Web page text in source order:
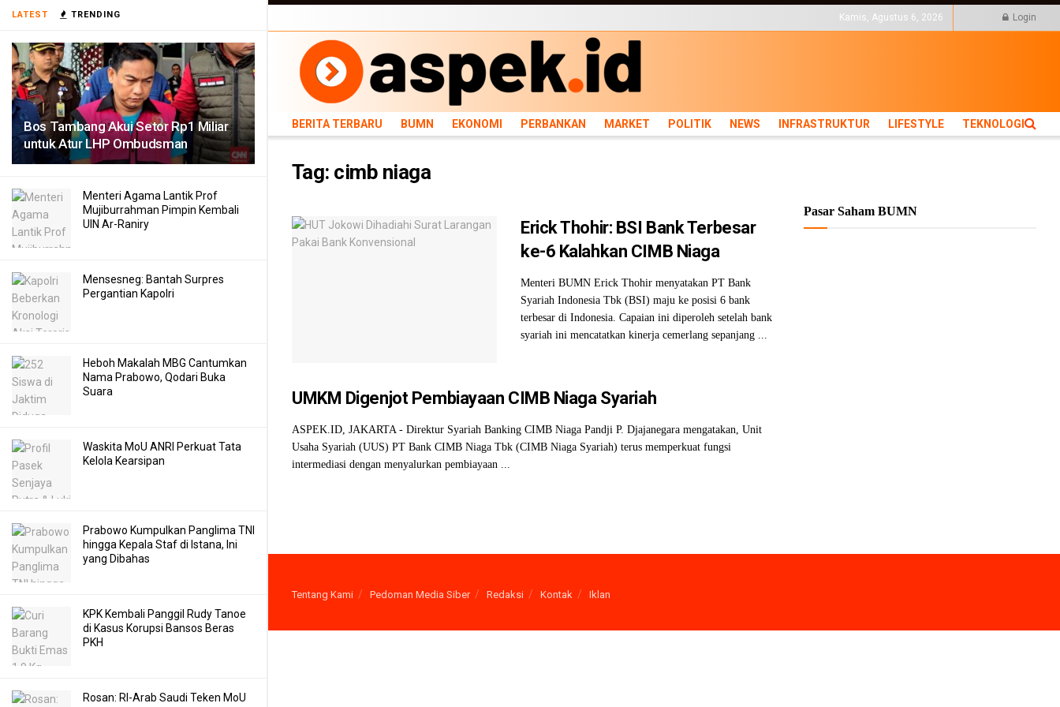
LATEST TRENDING
Bos Tambang Akui Setor Rp1 Miliar
untuk Atur LHP Ombudsman
Menteri Agama Lantik Prof
Mujiburrahman Pimpin Kembali
UIN Ar-Raniry
Mensesneg: Bantah Surpres
Pergantian Kapolri
Heboh Makalah MBG Cantumkan
Nama Prabowo, Qodari Buka
Suara
Waskita MoU ANRI Perkuat Tata
Kelola Kearsipan
Prabowo Kumpulkan Panglima TNI
hingga Kepala Staf di Istana, Ini
yang Dibahas
KPK Kembali Panggil Rudy Tanoe
di Kasus Korupsi Bansos Beras
PKH
Rosan: RI-Arab Saudi Teken MoU
BERITA TERBARU BUMN EKONOMI PERBANKAN MARKET POLITIK NEWS INFRASTRUKTUR LIFESTYLE
TEKNOLOGI
Kamis, Agustus 6, 2026 Login
BERITA TERBARU BUMN EKONOMI PERBANKAN MARKET POLITIK NEWS INFRASTRUKTUR LIFESTYLE TEKNOLOGI
Tag: cimb niaga
Erick Thohir: BSI Bank Terbesar
ke-6 Kalahkan CIMB Niaga
Menteri BUMN Erick Thohir menyatakan PT Bank
Syariah Indonesia Tbk (BSI) maju ke posisi 6 bank
terbesar di Indonesia. Capaian ini diperoleh setelah bank
syariah ini mencatatkan kinerja cemerlang sepanjang ...
UMKM Digenjot Pembiayaan CIMB Niaga Syariah
ASPEK.ID, JAKARTA - Direktur Syariah Banking CIMB Niaga Pandji P. Djajanegara mengatakan, Unit
Usaha Syariah (UUS) PT Bank CIMB Niaga Tbk (CIMB Niaga Syariah) terus memperkuat fungsi
intermediasi dengan menyalurkan pembiayaan ...
Pasar Saham BUMN
Tentang Kami Pedoman Media Siber Redaksi Kontak Iklan